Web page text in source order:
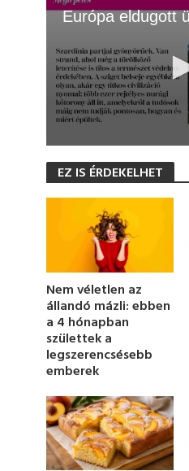
s
m
i
n
u
t
e
,
7
s
e
c
o
n
EZ IS ÉRDEKELHET
Nem véletlen az
állandó mázli: ebben
a 4 hónapban
születtek a
legszerencsésebb
emberek